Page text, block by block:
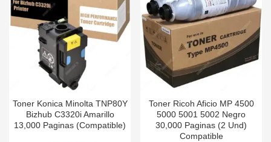
Toner Konica Minolta TNP80Y
Bizhub C3320i Amarillo
13,000 Paginas (Compatible)
Toner Ricoh Aficio MP 4500
5000 5001 5002 Negro
30,000 Paginas (2 Und)
Compatible